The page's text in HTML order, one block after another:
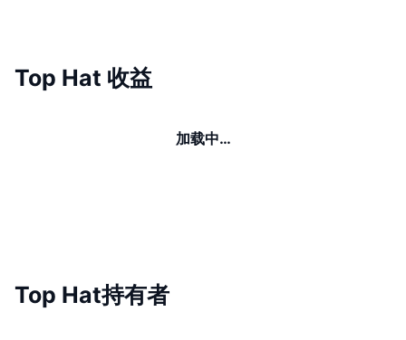
Top Hat 收益
加载中…
Top Hat持有者